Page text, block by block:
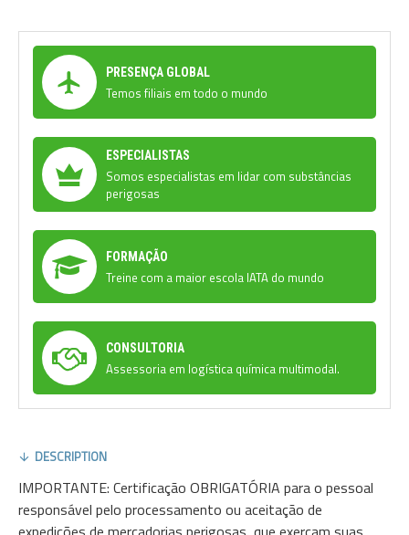
PRESENÇA GLOBAL
Temos filiais em todo o mundo
ESPECIALISTAS
Somos especialistas em lidar com substâncias
perigosas
FORMAÇÃO
Treine com a maior escola IATA do mundo
CONSULTORIA
Assessoria em logística química multimodal.
DESCRIPTION
IMPORTANTE: Certificação OBRIGATÓRIA para o pessoal
responsável pelo processamento ou aceitação de